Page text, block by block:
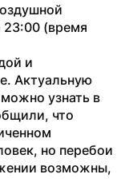
(время
и
Актуальную
узнать в
что
но перебои
возможны,